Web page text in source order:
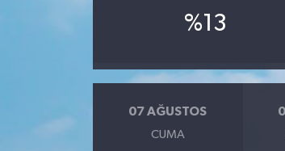
%13
07 AĞUSTOS
CUMA